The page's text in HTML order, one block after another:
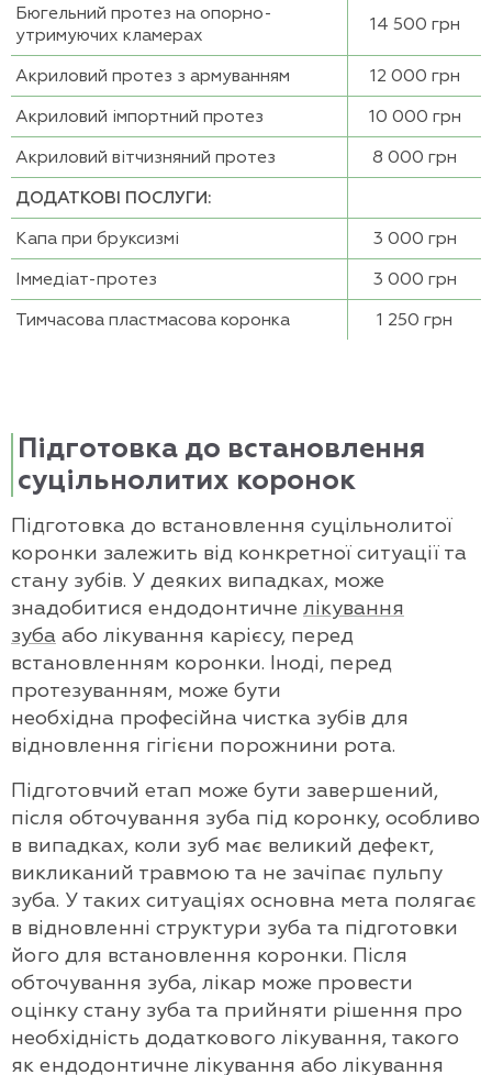
Бюгельний протез на опорно-
утримуючих кламерах
14 500 грн
Акриловий протез з армуванням
12 000 грн
Акриловий імпортний протез
10 000 грн
Акриловий вітчизняний протез
8 000 грн
ДОДАТКОВІ ПОСЛУГИ:
Капа при бруксизмі
3 000 грн
Іммедіат-протез
3 000 грн
Тимчасова пластмасова коронка
1 250 грн
Підготовка до встановлення
суцільнолитих коронок
Підготовка до встановлення суцільнолитої
коронки залежить від конкретної ситуації та
стану зубів. У деяких випадках, може
знадобитися ендодонтичне лікування
зуба або лікування карієсу, перед
встановленням коронки. Іноді, перед
протезуванням, може бути
необхідна професійна чистка зубів для
відновлення гігієни порожнини рота.
Підготовчий етап може бути завершений,
після обточування зуба під коронку, особливо
в випадках, коли зуб має великий дефект,
викликаний травмою та не зачіпає пульпу
зуба. У таких ситуаціях основна мета полягає
в відновленні структури зуба та підготовки
його для встановлення коронки. Після
обточування зуба, лікар може провести
оцінку стану зуба та прийняти рішення про
необхідність додаткового лікування, такого
як ендодонтичне лікування або лікування